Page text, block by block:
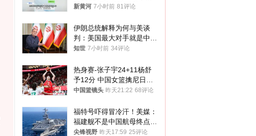
子傻眼了……
新黄河 7小时前 81评论
伊朗总统解释为何与美谈
判：美国最大对手就是中
国，但他们也在对话
知世 7小时前 34评论
热身赛-张子宇24+11杨舒
予12分 中国女篮擒尼日利
亚
中国篮镜头 昨天21:22 68评论
福特号吓得冒冷汗！美媒：
福建舰不是中国航母终点，
而是新起点！
尖锋视野 昨天17:59 25评论